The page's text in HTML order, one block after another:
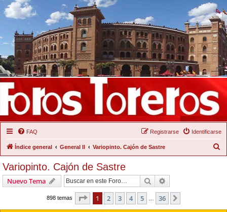
FAQ Identificarse
Registrarse
Índice general General II Variopinto. Cajón de Sastre
Variopinto. Cajón de Sastre
Nuevo Tema Buscar
898 temas Página de 36
1 2 3 4 5 36